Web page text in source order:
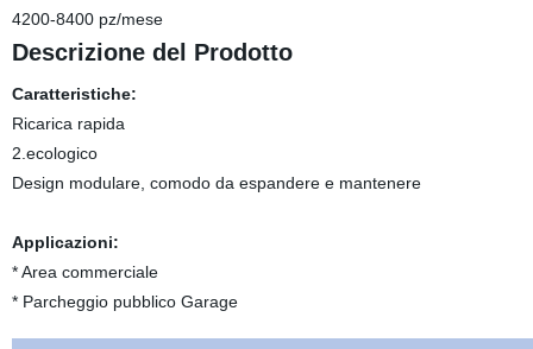
4200-8400 pz/mese
Descrizione del Prodotto
Caratteristiche:
Ricarica rapida
2.ecologico
Design modulare, comodo da espandere e mantenere
Applicazioni:
* Area commerciale
* Parcheggio pubblico Garage